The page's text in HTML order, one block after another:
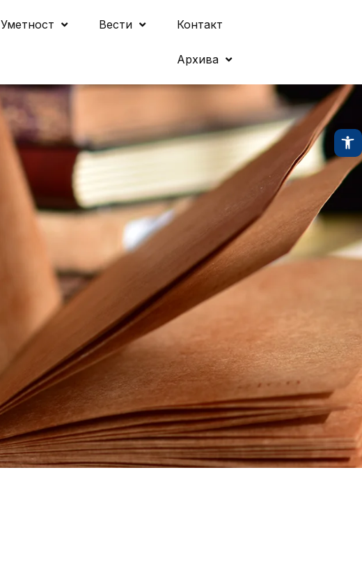
Уметност Вести Контакт
Архива